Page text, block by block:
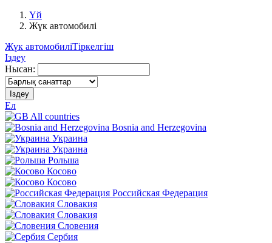
Үй
Жүк автомобилі
Жүк автомобиліТіркелгіш
Іздеу
Нысан:
Іздеу
Ел
All countries
Bosnia and Herzegovina
Украина
Украина
Рольша
Косово
Косово
Российская Федерация
Словакия
Словакия
Словения
Сербия